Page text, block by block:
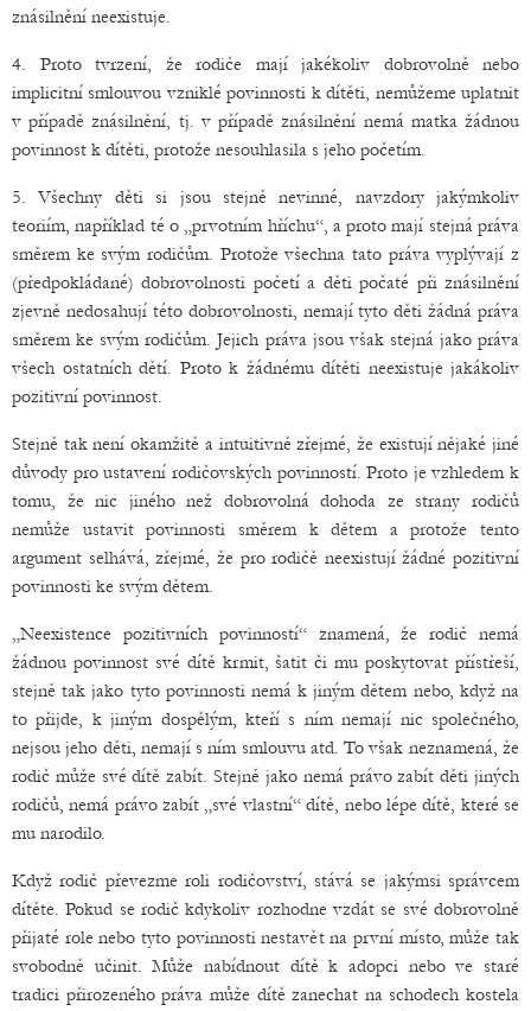
znásilnění neexistuje.
4. Proto tvrzení, že rodiče mají jakékoliv dobrovolně nebo
implicitní smlouvou vzniklé povinnosti k dítěti, nemůžeme uplatnit
v případě znásilnění, tj. v případě znásilnění nemá matka žádnou
povinnost k dítěti, protože nesouhlasila s jeho početím.
5. Všechny děti si jsou stejně nevinné, navzdory jakýmkoliv
teoriím, například té o „prvotním hříchu“, a proto mají stejná práva
směrem ke svým rodičům. Protože všechna tato práva vyplývají z
(předpokládané) dobrovolnosti početí a děti počaté při znásilnění
zjevně nedosahují této dobrovolnosti, nemají tyto děti žádná práva
směrem ke svým rodičům. Jejich práva jsou však stejná jako práva
všech ostatních dětí. Proto k žádnému dítěti neexistuje jakákoliv
pozitivní povinnost.
Stejně tak není okamžitě a intuitivně zřejmé, že existují nějaké jiné
důvody pro ustavení rodičovských povinností. Proto je vzhledem k
tomu, že nic jiného než dobrovolná dohoda ze strany rodičů
nemůže ustavit povinnosti směrem k dětem a protože tento
argument selhává, zřejmé, že pro rodičě neexistují žádné pozitivní
povinnosti ke svým dětem.
„Neexistence pozitivních povinností“ znamená, že rodič nemá
žádnou povinnost své dítě krmit, šatit či mu poskytovat přístřeší,
stejně tak jako tyto povinnosti nemá k jiným dětem nebo, když na
to přijde, k jiným dospělým, kteří s ním nemají nic společného,
nejsou jeho děti, nemají s ním smlouvu atd. To však neznamená, že
rodič může své dítě zabít. Stejně jako nemá právo zabít děti jiných
rodičů, nemá právo zabít „své vlastní“ dítě, nebo lépe dítě, které se
mu narodilo.
Když rodič převezme roli rodičovství, stává se jakýmsi správcem
dítěte. Pokud se rodič kdykoliv rozhodne vzdát se své dobrovolně
přijaté role nebo tyto povinnosti nestavět na první místo, může tak
svobodně učinit. Může nabídnout dítě k adopci nebo ve staré
tradici přirozeného práva může dítě zanechat na schodech kostela